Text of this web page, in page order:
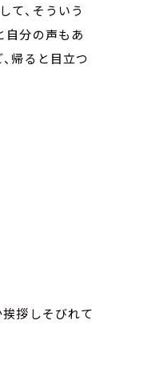
て、そういう
自分の声もあ
帰ると目立つ
拶しそびれて